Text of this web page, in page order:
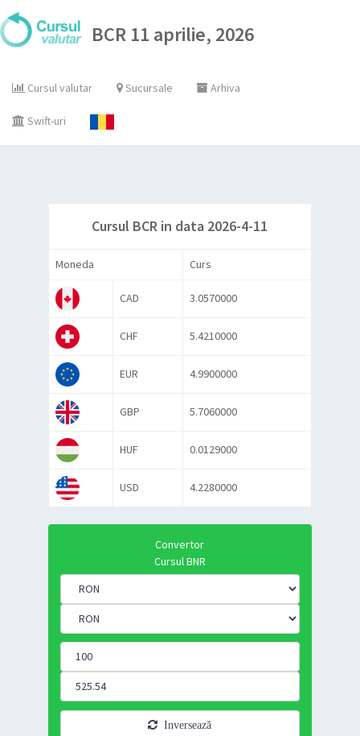
BCR 11 aprilie, 2026
Cursul valutar Sucursale Arhiva
Swift-uri
Cursul BCR in data 2026-4-11
Moneda Curs
CAD 3.0570000
CHF 5.4210000
EUR 4.9900000
GBP 5.7060000
HUF 0.0129000
USD 4.2280000
Convertor
Cursul BNR
Inversează